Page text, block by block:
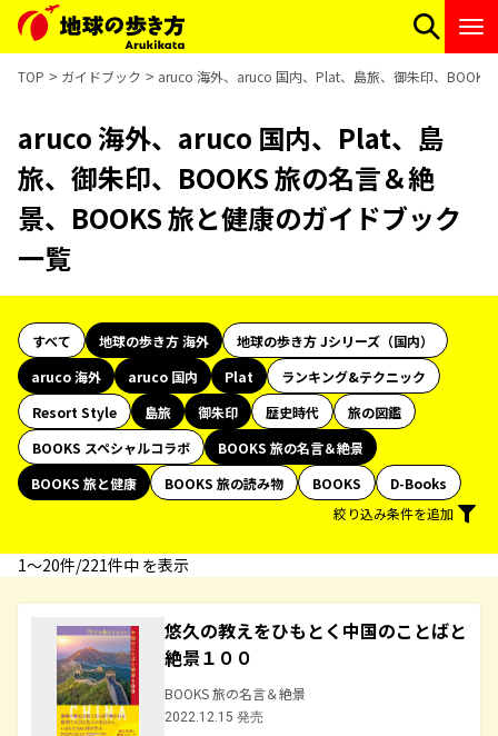
TOP ガイドブック aruco 海外、aruco 国内、Plat、島旅、御朱印、
aruco 海外、aruco 国内、Plat、島
旅、御朱印、BOOKS 旅の名言＆絶
景、BOOKS 旅と健康のガイドブック
一覧
すべて 地球の歩き方 海外
地球の歩き方 Jシリーズ（国内）
aruco 海外
aruco 国内 Plat
ランキング&テクニック
Resort Style
島旅 御朱印 歴史時代
旅の図鑑
BOOKS スペシャルコラボ
BOOKS 旅の名言＆絶景
BOOKS 旅と健康
BOOKS 旅の読み物 BOOKS
D-Books
絞り込み条件を追加
1〜20件/221件中 を表示
悠久の教えをひもとく中国のことばと
絶景１００
BOOKS 旅の名言＆絶景
2022.12.15 発売